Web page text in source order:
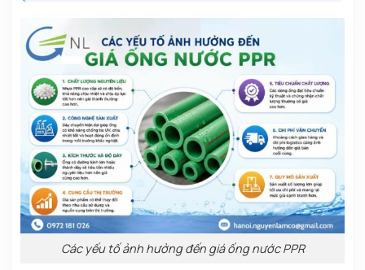
Các yếu tố ảnh hưởng đến giá ống nước PPR